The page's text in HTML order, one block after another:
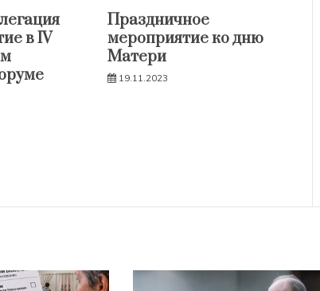
в IV
Праздничное
мероприятие ко дню
Матери
19.11.2023